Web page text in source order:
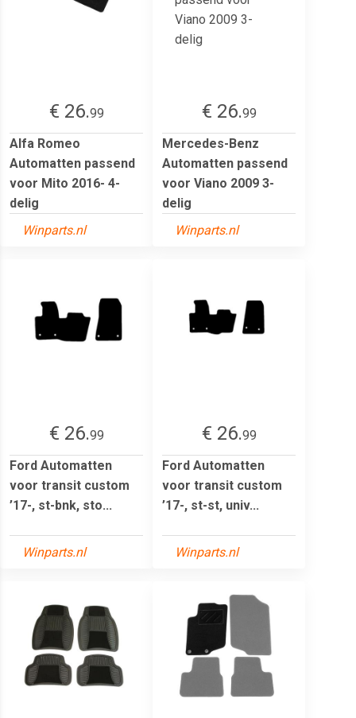
€ 26.99
Alfa Romeo
Automatten passend
voor Mito 2016- 4-
delig
Winparts.nl
€ 26.99
Mercedes-Benz
Automatten passend
voor Viano 2009 3-
delig
Winparts.nl
€ 26.99
Ford Automatten
voor transit custom
’17-, st-bnk, sto...
Winparts.nl
€ 26.99
Ford Automatten
voor transit custom
’17-, st-st, univ...
Winparts.nl